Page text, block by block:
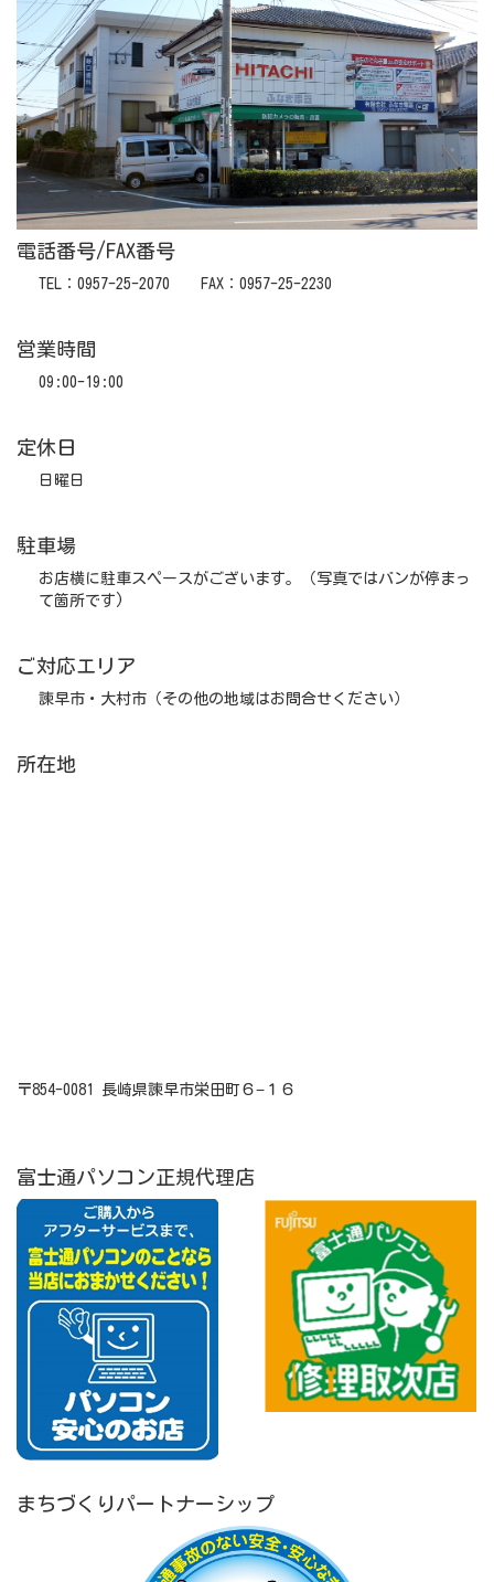
電話番号/FAX番号
TEL：0957-25-2070 FAX：0957-25-2230
営業時間
09:00-19:00
定休日
日曜日
駐車場
お店横に駐車スペースがございます。（写真ではバンが停まっ
て箇所です)
ご対応エリア
諫早市・大村市（その他の地域はお問合せください）
所在地
〒854-0081 長崎県諫早市栄田町６−１６
富士通パソコン正規代理店
まちづくりパートナーシップ